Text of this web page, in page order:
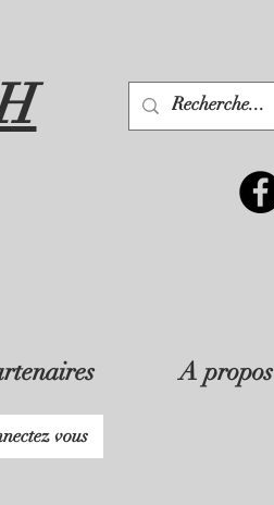
A propos
vous